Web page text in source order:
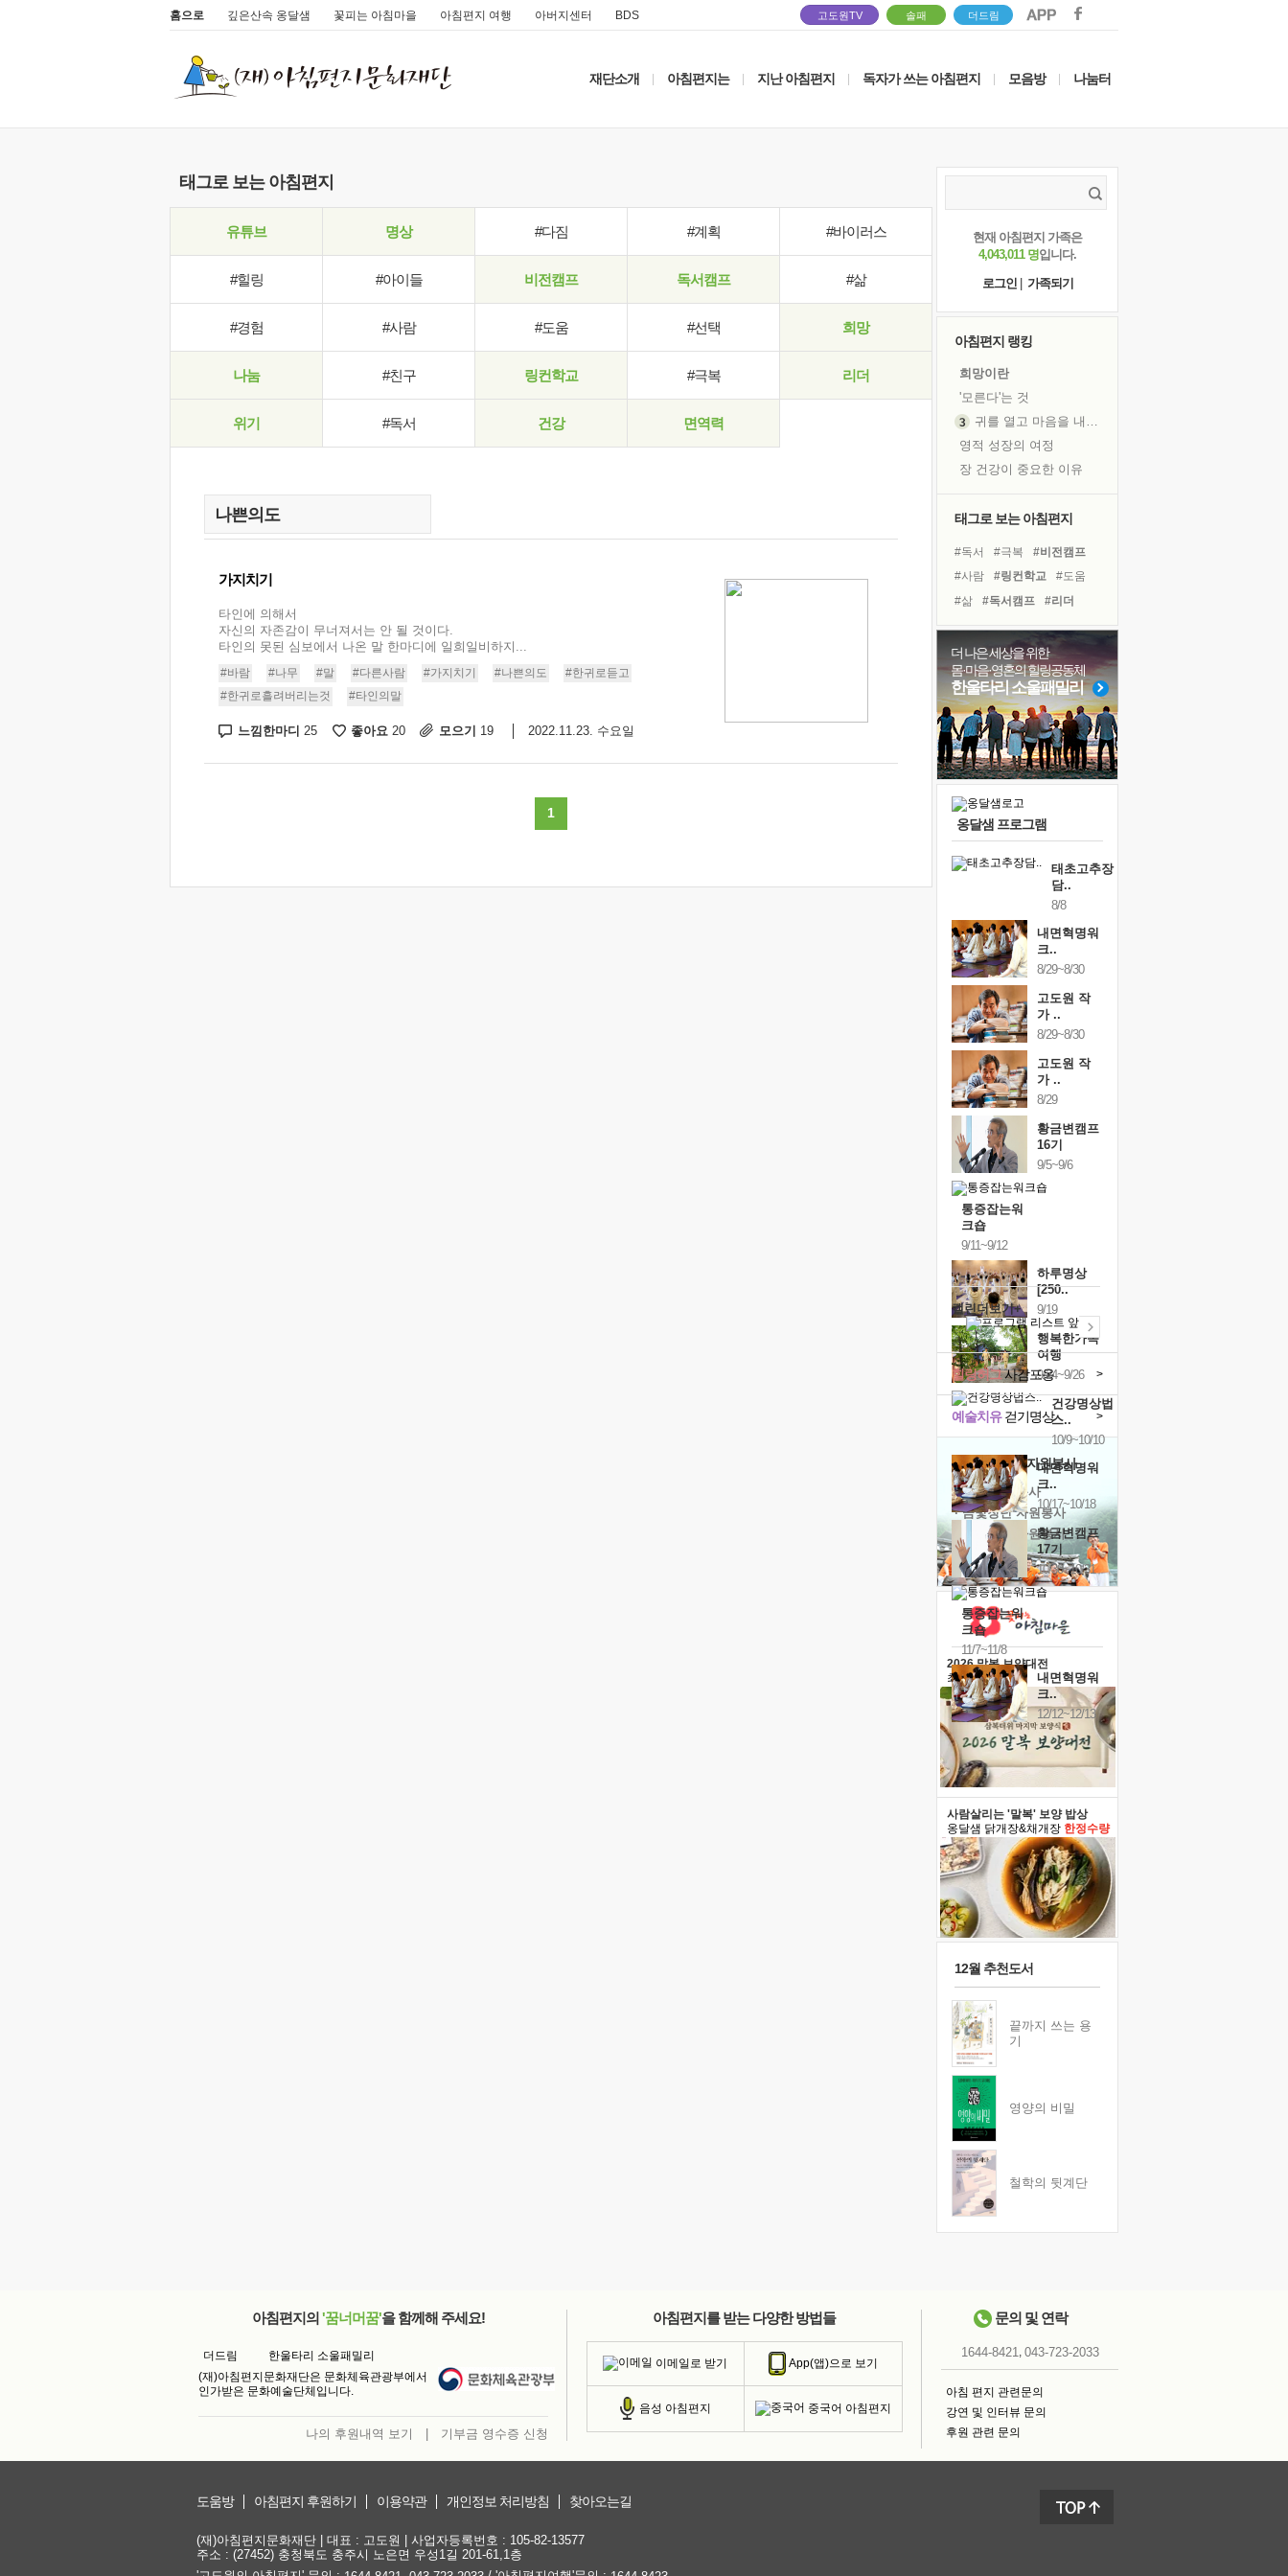
홈으로 깊은산속 옹달샘 꽃피는 아침마을 아침편지 여행 아버지센터 BDS 고도원TV 솔패 더드림
재단소개 아침편지는 지난 아침편지 독자가 쓰는 아침편지 모음방 나눔터
태그로 보는 아침편지
유튜브 명상 #다짐 #계획 #바이러스
#힐링 #아이들 비전캠프 독서캠프 #삶
#경험 #사람 #도움 #선택 희망
나눔 #친구 링컨학교 #극복 리더
위기 #독서 건강 면역력
가지치기
타인에 의해서
자신의 자존감이 무너져서는 안 될 것이다.
타인의 못된 심보에서 나온 말 한마디에 일희일비하지...
#바람 #나무 #말 #다른사람 #가지치기 #나쁜의도
#한귀로듣고
#한귀로흘려버리는것
#타인의말
느낌한마디 25 좋아요 20 모으기 19 2022.11.23. 수요일
1
현재 아침편지 가족은
4,043,011 명입니다.
로그인
가족되기
아침편지 랭킹
희망이란
'모른다'는 것
귀를 열고 마음을 내어주고
영적 성장의 여정
장 건강이 중요한 이유
꿈이 실제가 되는 것
'말 타는 법'을 먼저
졸업식 사진을 보며
극심한 변비, 어깨결림, 수면 장애
아픈 아버지를 위한 공간 설계
슬럼프
보고 싶은 어머니
못된 꼰대들
태그로 보는 아침편지
#독서 #극복
#비전캠프
#사람
#링컨학교
#도움
#삶
#독서캠프
#리더
#경험
#힐링
#희망
#면역력
#계획
#유튜브
#바이러스
#나눔
#건강
#명상
#위기 #친구
더 나은 세상을 위한
몸·마음·영혼의 힐링공동체
한울타리 소울패밀리
옹달샘 프로그램
태초고추장
담..
8/8
내면혁명워
크..
8/29~8/30
고도원 작
가 ..
8/29~8/30
고도원 작
가 ..
8/29
황금변캠프
16기
9/5~9/6
통증잡는워
크숍
9/11~9/12
하루명상
[250..
9/19
행복한가족
여행
9/24~9/26
건강명상법
스..
10/9~10/10
내면혁명워
크..
10/17~10/18
황금변캠프
17기
10/30~10/31
통증잡는워
크숍
11/7~11/8
내면혁명워
크..
12/12~12/13
캘린더보기+
예술치유걷기명상 >
힐링허그사감포옹 >
'옹달샘의 꽃'자원봉사
· 청년 자원봉사
· 금빛청년 자원봉사
· 음식연구 자원봉사
2026 말복 보양대전
최대74%할인
사람살리는 '말복' 보양 밥상
옹달샘 닭개장&채개장 한정수량
12월 추천도서
끝까지 쓰는 용
기
영양의 비밀
철학의 뒷계단
아침편지의 '꿈너머꿈'을 함께해 주세요!
더드림
한울타리 소울패밀리
(재)아침편지문화재단은 문화체육관광부에서
인가받은 문화예술단체입니다.
나의 후원내역 보기 기부금 영수증 신청
아침편지를 받는 다양한 방법들
이메일로 받기 App(앱)으로 보기
음성 아침편지 중국어 아침편지
문의 및 연락
1644-8421, 043-723-2033
아침 편지 관련문의
강연 및 인터뷰 문의
후원 관련 문의
도움방 아침편지 후원하기 이용약관 개인정보 처리방침 찾아오는길
(재)아침편지문화재단 | 대표 : 고도원 | 사업자등록번호 : 105-82-13577
주소 : (27452) 충청북도 충주시 노은면 우성1길 201-61,1층